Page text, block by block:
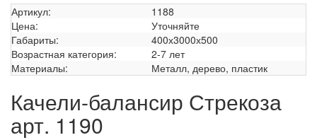
Артикул:
1188
Цена:
Уточняйте
Габариты:
400х3000х500
Возрастная категория:
2-7 лет
Материалы:
Металл, дерево, пластик
Качели-балансир Стрекоза
арт. 1190